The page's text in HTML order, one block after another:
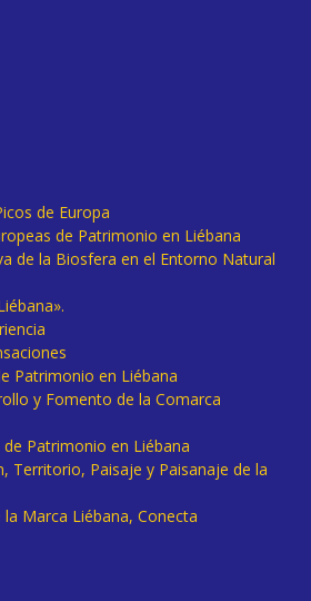
de Europa
de Patrimonio en Liébana
de la Biosfera en el Entorno Natural
Patrimonio en Liébana
y Fomento de la Comarca
de Patrimonio en Liébana
Territorio, Paisaje y Paisanaje de la
Marca Liébana, Conecta